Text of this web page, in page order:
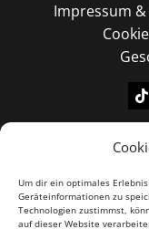
Um dir ein optimales
Geräteinformationen zu
Technologien zustimmst,
auf dieser Website
Impressum &
Copyright ©